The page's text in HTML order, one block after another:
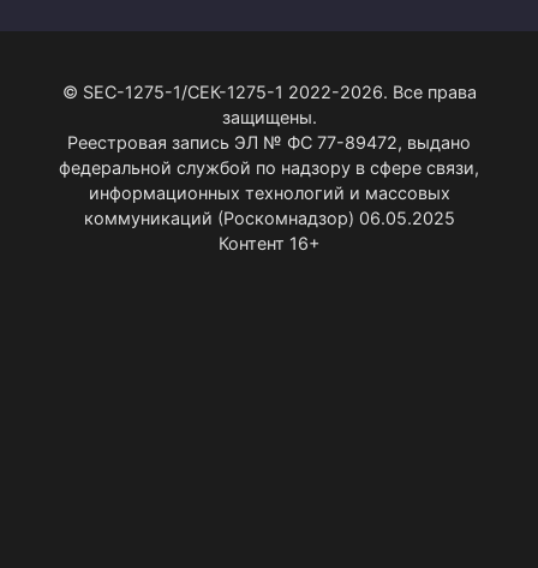
© SEC-1275-1/СЕК-1275-1 2022-2026. Все права
защищены.
Реестровая запись ЭЛ № ФС 77-89472, выдано
федеральной службой по надзору в сфере связи,
информационных технологий и массовых
коммуникаций (Роскомнадзор) 06.05.2025
Контент 16+